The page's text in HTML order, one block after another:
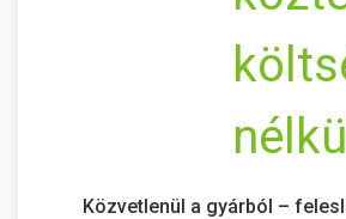
Közvetlenül a gyárból –